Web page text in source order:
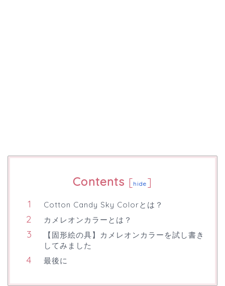
Contents [hide ]
Cotton Candy Sky Colorとは？
カメレオンカラーとは？
【固形絵の具】カメレオンカラーを試し書き
してみました
最後に